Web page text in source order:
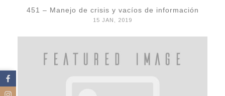
451 – Manejo de crisis y vacíos de información
15 JAN, 2019